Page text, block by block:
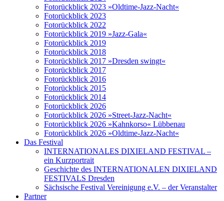
Fotorückblick 2023 »Oldtime-Jazz-Nacht«
Fotorückblick 2023
Fotorückblick 2022
Fotorückblick 2019 »Jazz-Gala«
Fotorückblick 2019
Fotorückblick 2018
Fotorückblick 2017 »Dresden swingt«
Fotorückblick 2017
Fotorückblick 2016
Fotorückblick 2015
Fotorückblick 2014
Fotorückblick 2026
Fotorückblick 2026 »Street-Jazz-Nacht«
Fotorückblick 2026 »Kahnkorso« Lübbenau
Fotorückblick 2026 »Oldtime-Jazz-Nacht«
Das Festival
INTERNATIONALES DIXIELAND FESTIVAL –
ein Kurzportrait
Geschichte des INTERNATIONALEN DIXIELAND
FESTIVALS Dresden
Sächsische Festival Vereinigung e.V. – der Veranstalter
Partner